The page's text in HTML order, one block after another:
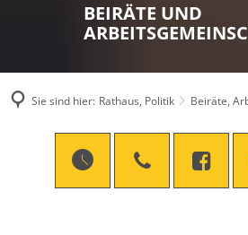
BEIRÄTE UND
Sie sind hier: Rathaus, Politik Beiräte,